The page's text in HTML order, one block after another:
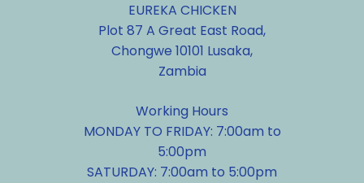
EUREKA CHICKEN
Plot 87 A Great East Road,
Chongwe 10101 Lusaka,
Zambia
Working Hours
MONDAY TO FRIDAY: 7:00am to
5:00pm
SATURDAY: 7:00am to 5:00pm